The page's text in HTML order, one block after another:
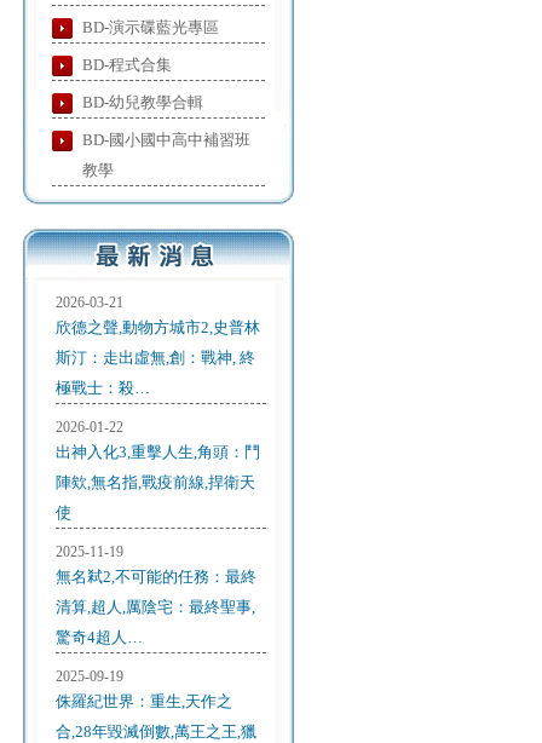
BD-演示碟藍光專區
BD-程式合集
BD-幼兒教學合輯
BD-國小國中高中補習班
教學
2026-03-21
欣德之聲,動物方城市2,史普林
斯汀：走出虛無,創：戰神, 終
極戰士：殺…
2026-01-22
出神入化3,重擊人生,角頭：鬥
陣欸,無名指,戰疫前線,捍衛天
使
2025-11-19
無名弒2,不可能的任務：最終
清算,超人,厲陰宅：最終聖事,
驚奇4超人…
2025-09-19
侏羅紀世界：重生,天作之
合,28年毀滅倒數,萬王之王,獵